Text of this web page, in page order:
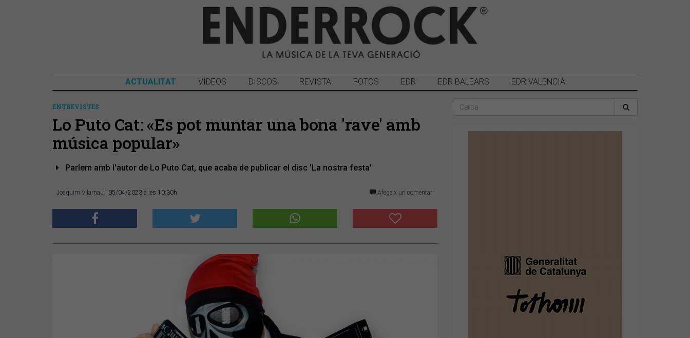
ACTUALITAT VÍDEOS DISCOS REVISTA FOTOS EDR EDR BALEARS EDR VALENCIÀ
ENTREVISTES
​Lo Puto Cat: «Es pot muntar una bona 'rave' amb
música popular»
Parlem amb l'autor de Lo Puto Cat, que acaba de publicar el disc 'La nostra festa'
Joaquim Vilarnau | 05/04/2023 a les 10:30h Afegeix un comentari